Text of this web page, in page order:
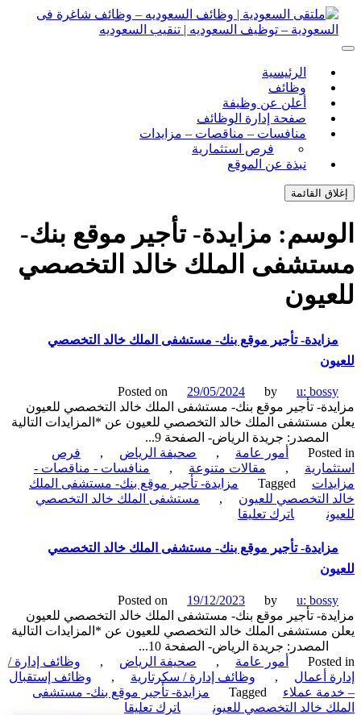
– توظيف السعوديه | تنقيب السعوديه
السعوديه | تنقيب السعوديه
الرئيسية
وظائف
أعلن عن وظيفة
صفحة إدارة الوظائف
منافسات – مناقصات – مزايدات
فرص استثمارية
نبذة عن الموقع
القائمة
مزايدة- تأجير موقع بنك-
الملك خالد التخصصي
تأجير موقع بنك- مستشفى الملك خالد التخصصي
Posted on 29/05/2024 by
u:
تأجير موقع بنك- مستشفى الملك خالد التخصصي للعيون
مستشفى الملك خالد التخصصي للعيون عن *المزايدات التالية
جريدة الرياض- الصفحة 9...
أمور عامة , صحيفة الرياض ,
فرص
, مقالات متنوعة ,
منافسات - مناقصات -
Tagged
مزايدة- تأجير موقع بنك- مستشفى الملك
التخصصي للعيون
,
مستشفى الملك خالد التخصصي
اترك تعليقاon
تأجير
موقع
الملك
خالد
التخصصي
للعيون
تأجير موقع بنك- مستشفى الملك خالد التخصصي
Posted on 19/12/2023 by
u:
تأجير موقع بنك- مستشفى الملك خالد التخصصي للعيون
مستشفى الملك خالد التخصصي للعيون عن *المزايدات التالية
جريدة الرياض- الصفحة 10...
أمور عامة , صحيفة الرياض ,
وظائف إدارة /
أعمال
, وظائف إدارة / سكرتارية ,
وظائف إستقبال
عملاء
Tagged
مزايدة- تأجير موقع بنك- مستشفى
خالد التخصصي للعيون
اترك تعليقاon